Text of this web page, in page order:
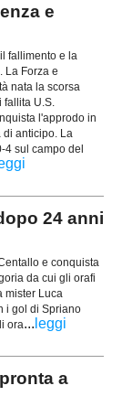
e
fallimento e la
La Forza e
nata la scorsa
fallita U.S.
l'approdo in
di anticipo. La
sul campo del
24 anni
e conquista
da cui gli orafi
mister Luca
i gol di Spriano
ora... leggi
a